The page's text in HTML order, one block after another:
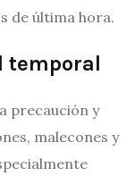
de última hora.
temporal
precaución y
malecones y